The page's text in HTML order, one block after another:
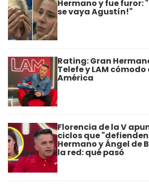
Hermano y fue furor:
se vaya Agustín!"
Rating: Gran
Telefe y LAM
América
Florencia de la V
ciclos que
Hermano y Ángel de
la red: qué pasó